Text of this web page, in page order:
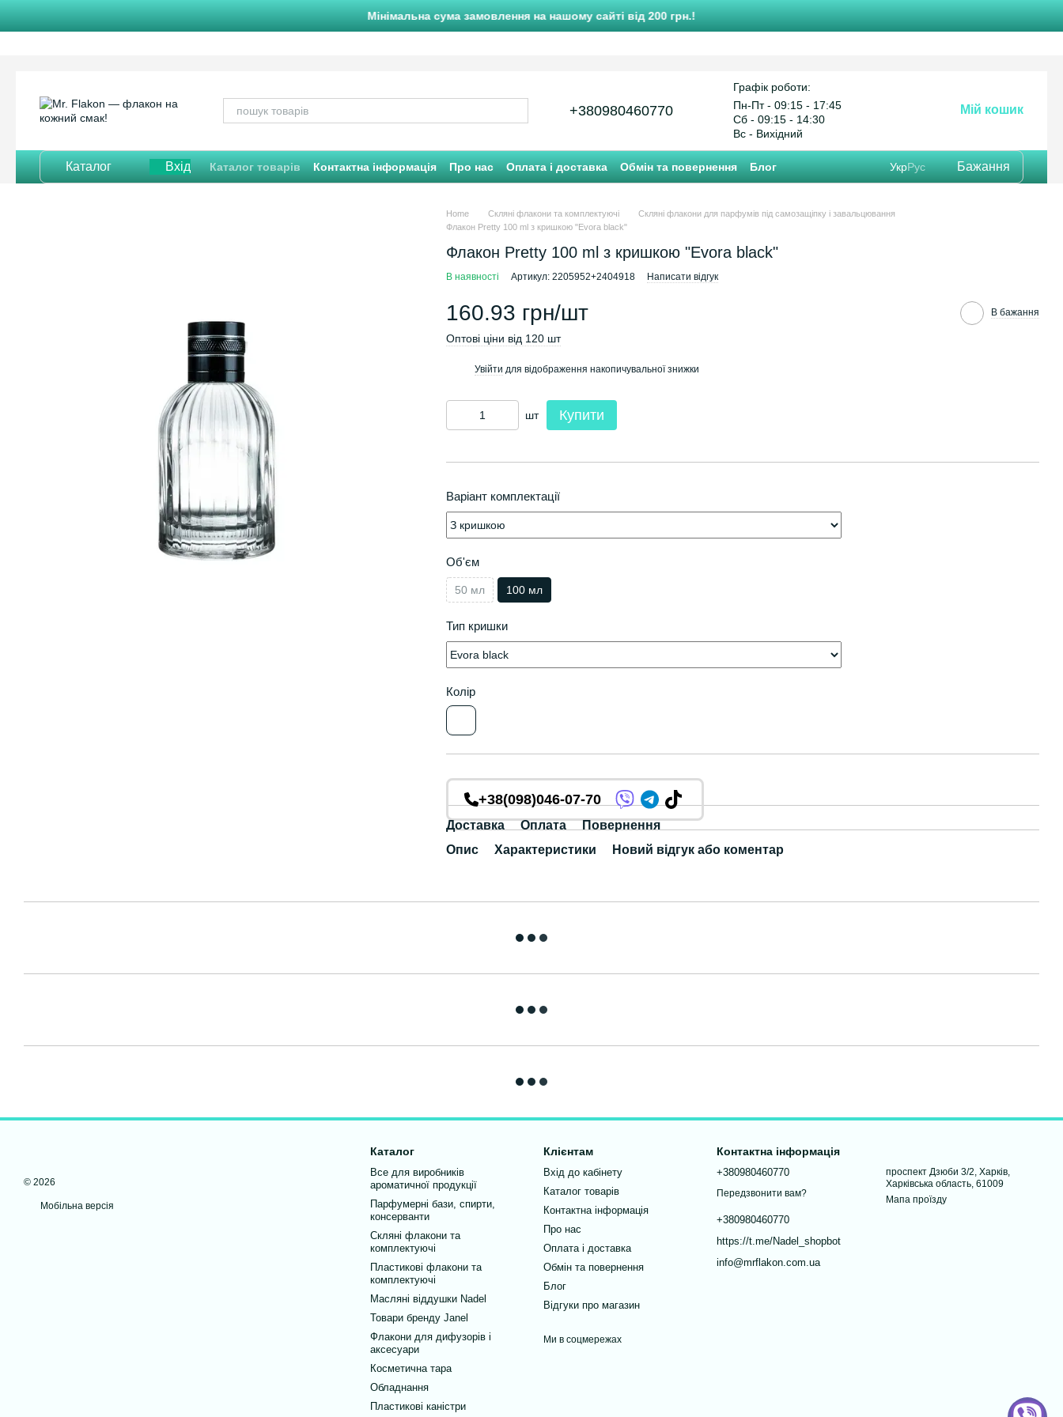
Мінімальна сума замовлення на нашому сайті від 200 грн.!
+380980460770
Графік роботи:
Пн-Пт - 09:15 - 17:45
Cб - 09:15 - 14:30
Вс - Вихідний
Мій кошик
Каталог Вхід Каталог товарів Контактна інформація Про нас Оплата і доставка Обмін та повернення
Блог
Відгуки про магазин
УкрРус Бажання
Home Скляні флакони та комплектуючі
Скляні флакони для парфумів під самозащіпку і завальцювання
Флакон Pretty 100 ml з кришкою "Evora black"
Флакон Pretty 100 ml з кришкою "Evora black"
В наявності Артикул: 2205952+2404918 Написати відгук
160.93 грн/шт В бажання
Оптові ціни від 120 шт
Увійти для відображення накопичувальної знижки
шт Купити
Варіант комплектації
Об'єм
50 мл 100 мл
Тип кришки
Колір
+38(098)046-07-70
Доставка Оплата
Повернення
Опис
Характеристики Новий відгук або коментар
© 2026
Мобільна версія
Каталог
Все для виробників
ароматичної продукції
Парфумерні бази, спирти,
консерванти
Скляні флакони та
комплектуючі
Пластикові флакони та
комплектуючі
Масляні віддушки Nadel
Товари бренду Janel
Флакони для дифузорів і
аксесуари
Косметична тара
Обладнання
Пластикові каністри
Клієнтам
Вхід до кабінету
Каталог товарів
Контактна інформація
Про нас
Оплата і доставка
Обмін та повернення
Блог
Відгуки про магазин
Ми в соцмережах
Контактна інформація
+380980460770
Передзвонити вам?
+380980460770
https://t.me/Nadel_shopbot
info@mrflakon.com.ua
проспект Дзюби 3/2, Харків,
Харківська область, 61009
Мапа проїзду